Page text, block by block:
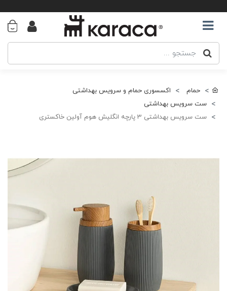
حمام
اکسسوری حمام و سرویس بهداشتی
ست سرویس بهداشتی
ست سرویس بهداشتی 3 پارچه انگلیش هوم آولین خاکستری